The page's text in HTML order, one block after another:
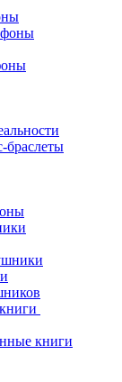
браслеты
книги